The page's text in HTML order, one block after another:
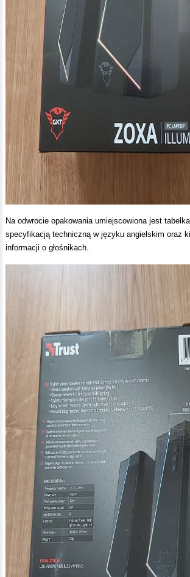
Na odwrocie opakowania umiejscowiona jest
specyfikacją techniczną w języku angielskim oraz
informacji o głośnikach.